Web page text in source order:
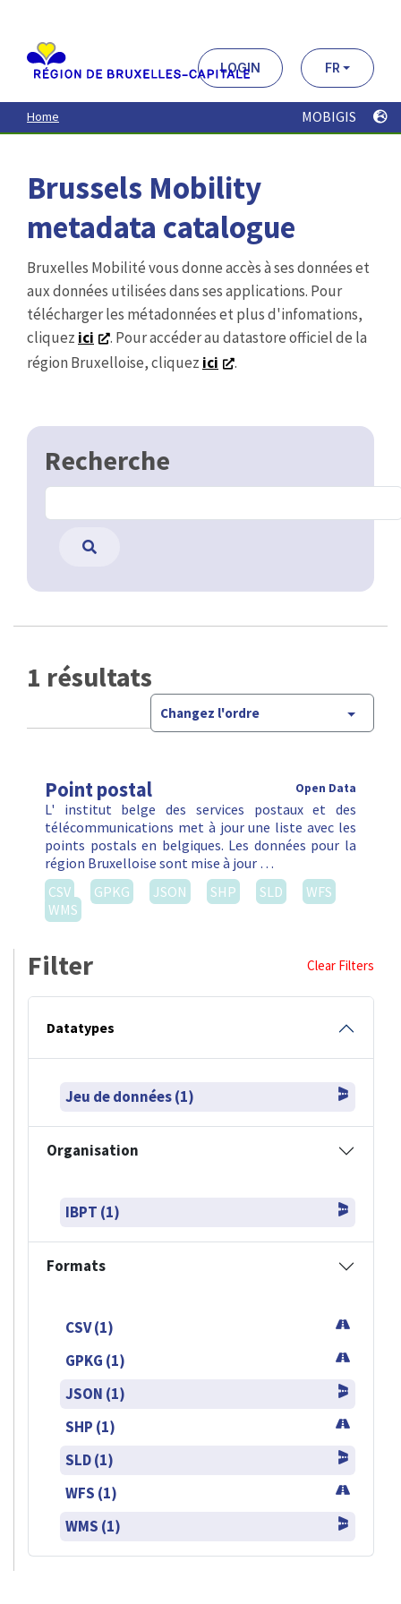
contenu
principal
LOGIN FR
Home MOBIGIS
Brussels Mobility
metadata catalogue
Bruxelles Mobilité vous donne accès à ses données et
aux données utilisées dans ses applications. Pour
télécharger les métadonnées et plus d'infomations,
cliquez ici
. Pour accéder au datastore officiel de la
région Bruxelloise, cliquez ici .
Recherche
1 résultats
Changez l'ordre
Point postal Open Data
L' institut belge des services postaux et des
télécommunications met à jour une liste avec les
points postals en belgiques. Les données pour la
région Bruxelloise sont mise à jour …
CSV
GPKG JSON SHP SLD
WFS
WMS
Filter Clear Filters
Datatypes
Jeu de données (1)
Organisation
IBPT (1)
Formats
CSV (1)
GPKG (1)
JSON (1)
SHP (1)
SLD (1)
WFS (1)
WMS (1)